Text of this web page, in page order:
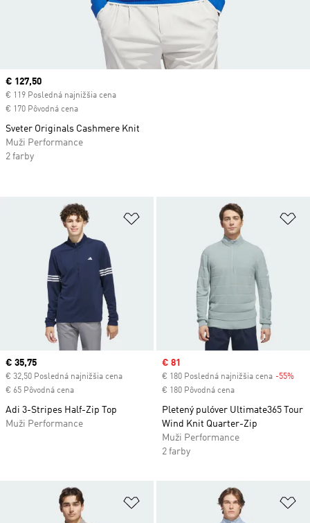
Pridať do zoznamu želaných
Current price
€ 35,75
€ 32,50 Posledná najnižšia cena
€ 65 Pôvodná cena
Adi 3-Stripes Half-Zip Top
Muži Performance
Sale price
€ 81
€ 180 Posledná najnižšia cena -55%
€ 180 Pôvodná cena
Pletený pulóver Ultimate365 Tour
Wind Knit Quarter-Zip
Muži Performance
2 farby
Pridať do zoznamu želaných
Current price
€ 127,50
€ 119 Posledná najnižšia cena
€ 170 Pôvodná cena
Sveter Originals Cashmere Knit
Muži Performance
2 farby